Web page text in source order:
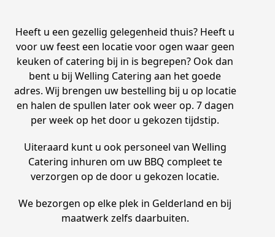
Heeft u een gezellig gelegenheid thuis? Heeft u
voor uw feest een locatie voor ogen waar geen
keuken of catering bij in is begrepen? Ook dan
bent u bij Welling Catering aan het goede
adres. Wij brengen uw bestelling bij u op locatie
en halen de spullen later ook weer op. 7 dagen
per week op het door u gekozen tijdstip.
Uiteraard kunt u ook personeel van Welling
Catering inhuren om uw BBQ compleet te
verzorgen op de door u gekozen locatie.
We bezorgen op elke plek in Gelderland en bij
maatwerk zelfs daarbuiten.